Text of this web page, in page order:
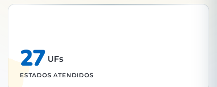
27 UFs
ESTADOS ATENDIDOS